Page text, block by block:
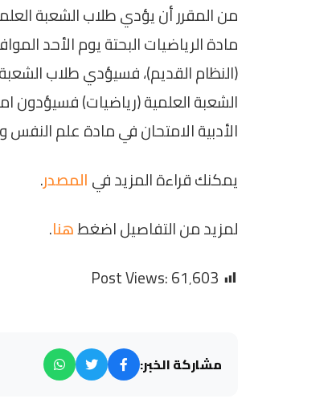
من المقرر أن يؤدي طلاب الشعبة
(النظام القديم)، فسيؤدي طلاب
الشعبة العلمية (رياضيات) فسيؤدون
الأدبية الامتحان في مادة علم النفس
يمكنك قراءة المزيد فيالمصدر.
لمزيد من التفاصيل اضغطهنا.
Post Views:61٬603
مشاركة الخبر: